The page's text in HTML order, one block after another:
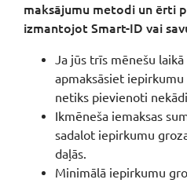
maksājumu metodi un ērti
izmantojot Smart-ID vai
Ja jūs trīs mēnešu
apmaksāsiet
netiks pievienoti
Ikmēneša iemaksas
sadalot iepirkumu
daļās.
Minimālā iepirkumu